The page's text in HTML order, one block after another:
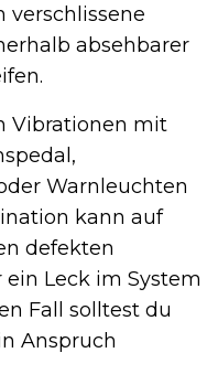
verschlissene
absehbarer
Vibrationen mit
Warnleuchten
kann auf
defekten
Leck im System
Fall solltest du
Anspruch